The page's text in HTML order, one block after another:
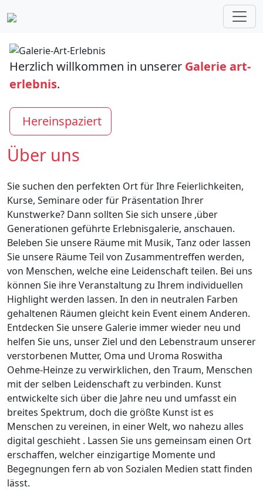
Herzlich willkommen in unserer Galerie art-
erlebnis.
Hereinspaziert
Über uns
Sie suchen den perfekten Ort für Ihre Feierlichkeiten,
Kurse, Seminare oder für Präsentation Ihrer
Kunstwerke? Dann sollten Sie sich unsere ,über
Generationen geführte Erlebnisgalerie, anschauen.
Beleben Sie unsere Räume mit Musik, Tanz oder lassen
Sie unsere Räume Teil von Zusammentreffen werden,
von Menschen, welche eine Leidenschaft teilen. Bei uns
können Sie ihre Veranstaltung zu Ihrem individuellen
Highlight werden lassen. In den in neutralen Farben
gehaltenen Räumen gleicht kein Event einem Anderen.
Entdecken Sie unsere Galerie immer wieder neu und
helfen Sie uns, unser Ziel und den Lebenstraum unserer
verstorbenen Mutter, Oma und Uroma Roswitha
Oehme-Heinze zu verwirklichen, den Traum, Menschen
mit der selben Leidenschaft zu verbinden. Kunst
entwickelte sich über die Jahre neu und umfasst ein
breites Spektrum, doch die größte Kunst ist es
Menschen zu vereinen, in einer Welt, wo nahezu alles
digital geschieht . Lassen Sie uns gemeinsam einen Ort
erschaffen, welcher einzigartige Momente und
Begegnungen fern ab von Sozialen Medien statt finden
lässt.